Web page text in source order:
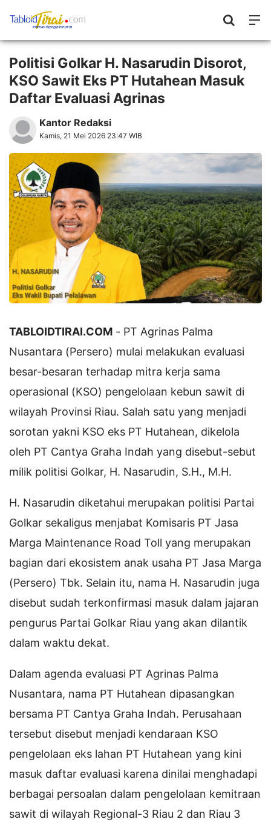
Politisi Golkar H. Nasarudin Disorot,
KSO Sawit Eks PT Hutahean Masuk
Daftar Evaluasi Agrinas
Kantor Redaksi
Kamis, 21 Mei 2026 23:47 WIB
TABLOIDTIRAI.COM - PT Agrinas Palma
Nusantara (Persero) mulai melakukan evaluasi
besar-besaran terhadap mitra kerja sama
operasional (KSO) pengelolaan kebun sawit di
wilayah Provinsi Riau. Salah satu yang menjadi
sorotan yakni KSO eks PT Hutahean, dikelola
oleh PT Cantya Graha Indah yang disebut-sebut
milik politisi Golkar, H. Nasarudin, S.H., M.H.
H. Nasarudin diketahui merupakan politisi Partai
Golkar sekaligus menjabat Komisaris PT Jasa
Marga Maintenance Road Toll yang merupakan
bagian dari ekosistem anak usaha PT Jasa Marga
(Persero) Tbk. Selain itu, nama H. Nasarudin juga
disebut sudah terkonfirmasi masuk dalam jajaran
pengurus Partai Golkar Riau yang akan dilantik
dalam waktu dekat.
Dalam agenda evaluasi PT Agrinas Palma
Nusantara, nama PT Hutahean dipasangkan
bersama PT Cantya Graha Indah. Perusahaan
tersebut disebut menjadi kendaraan KSO
pengelolaan eks lahan PT Hutahean yang kini
masuk daftar evaluasi karena dinilai menghadapi
berbagai persoalan dalam pengelolaan kemitraan
sawit di wilayah Regional-3 Riau 2 dan Riau 3